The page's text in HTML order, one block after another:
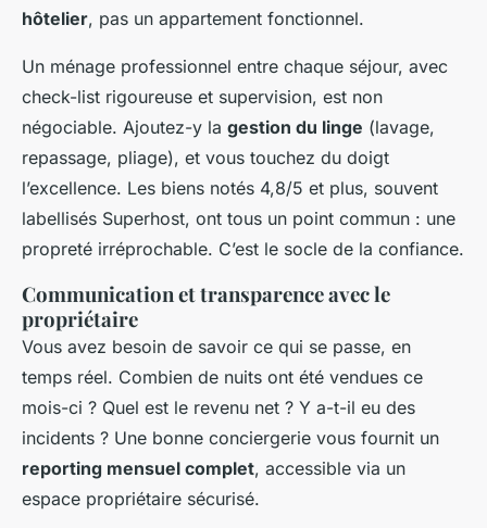
hôtelier, pas un appartement fonctionnel.
Un ménage professionnel entre chaque séjour, avec
check-list rigoureuse et supervision, est non
négociable. Ajoutez-y la gestion du linge (lavage,
repassage, pliage), et vous touchez du doigt
l’excellence. Les biens notés 4,8/5 et plus, souvent
labellisés Superhost, ont tous un point commun : une
propreté irréprochable. C’est le socle de la confiance.
Communication et transparence avec le
propriétaire
Vous avez besoin de savoir ce qui se passe, en
temps réel. Combien de nuits ont été vendues ce
mois-ci ? Quel est le revenu net ? Y a-t-il eu des
incidents ? Une bonne conciergerie vous fournit un
reporting mensuel complet, accessible via un
espace propriétaire sécurisé.